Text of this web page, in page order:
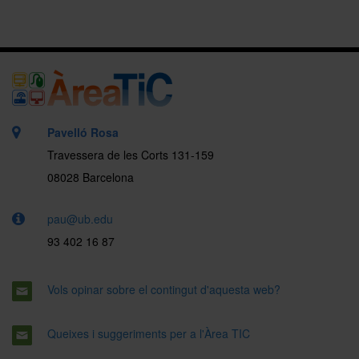
Pavelló Rosa
Travessera de les Corts 131-159
08028 Barcelona
pau@ub.edu
93 402 16 87
Vols opinar sobre el contingut d'aquesta web?
Queixes i suggeriments per a l'Àrea TIC